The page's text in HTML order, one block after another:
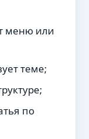
меню или
теме;
по